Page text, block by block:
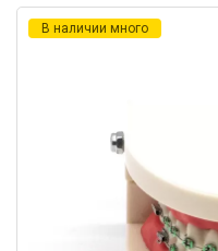
В наличии много